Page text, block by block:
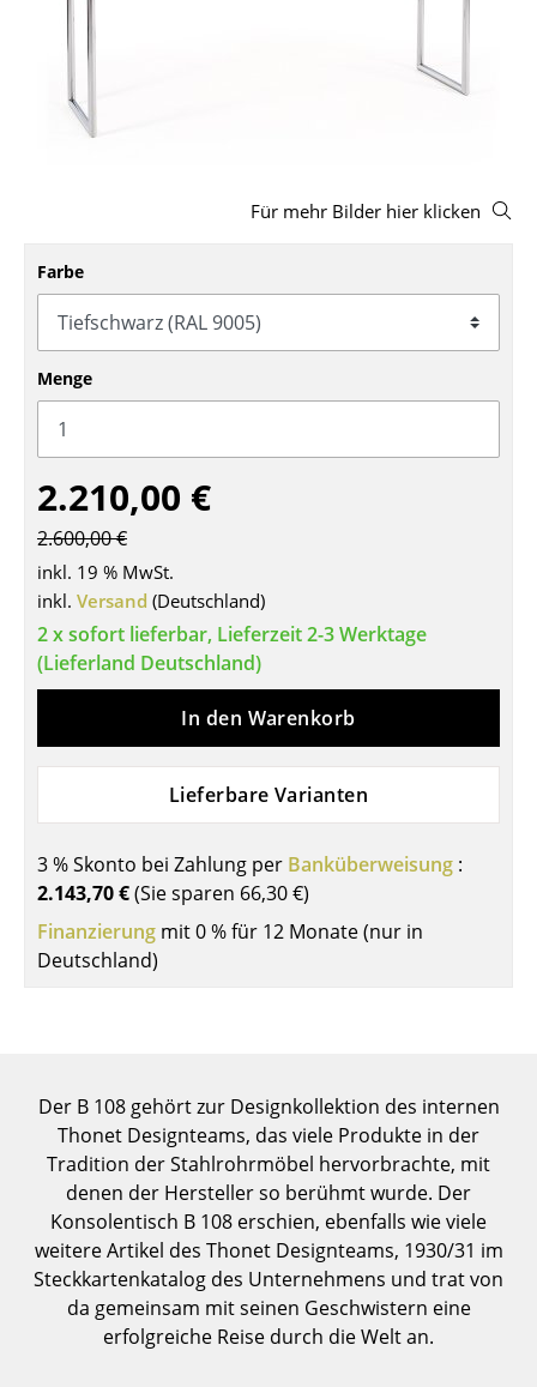
Hocker
Bänke & Liegen
Sitzsäcke
Schaukelstühle
Bürodrehstühle
Bürosessel
Einzelteile
... alle Sitzmöbel
Tische
Beistelltische
Schreibtische
Sekretäre & PC-Tische
Konferenztische
Stehtische & Stehpulte
Kindertische
Einzelteile
... alle Tische
Aufbewahren
Regale & Schränke
Bücherregale
Wandregale
Für mehr Bilder hier klicken
Farbe
Menge
2.210,00 €
2.600,00 €
inkl. 19 % MwSt.
inkl. Versand (Deutschland)
2 x sofort lieferbar, Lieferzeit 2-3 Werktage
(Lieferland Deutschland)
In den Warenkorb
Lieferbare Varianten
3 % Skonto bei Zahlung per Banküberweisung :
2.143,70 €(Sie sparen 66,30 €)
Finanzierung mit 0 % für 12 Monate (nur in
Deutschland)
Der B 108 gehört zur Designkollektion des internen
Thonet Designteams, das viele Produkte in der
Tradition der Stahlrohrmöbel hervorbrachte, mit
denen der Hersteller so berühmt wurde. Der
Konsolentisch B 108 erschien, ebenfalls wie viele
weitere Artikel des Thonet Designteams, 1930/31 im
Steckkartenkatalog des Unternehmens und trat von
da gemeinsam mit seinen Geschwistern eine
erfolgreiche Reise durch die Welt an.